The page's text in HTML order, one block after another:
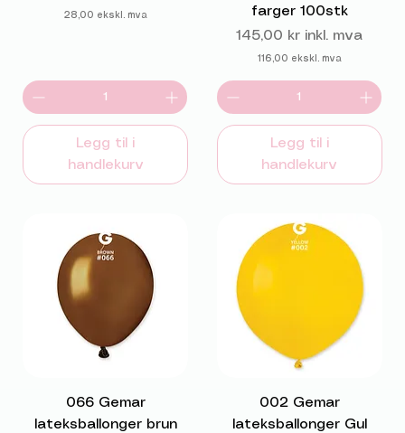
28,00 ekskl. mva
Legg til i
handlekurv
farger 100stk
Pris
145,00 kr inkl. mva
116,00 ekskl. mva
Legg til i
handlekurv
066 Gemar
lateksballonger brun
002 Gemar
lateksballonger Gul